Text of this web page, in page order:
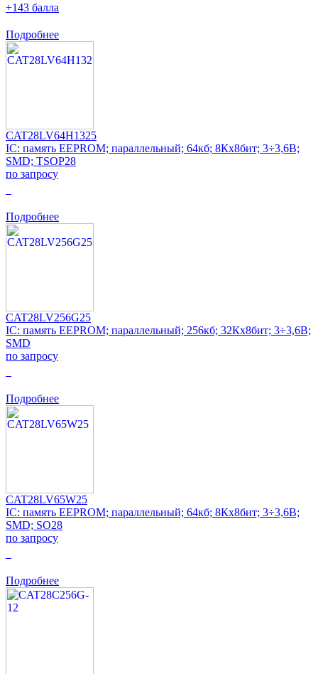
+143 балла
Подробнее
CAT28LV64H1325
IC: память EEPROM; параллельный; 64кб; 8Кx8бит; 3÷3,6В;
SMD; TSOP28
по запросу
Подробнее
CAT28LV256G25
IC: память EEPROM; параллельный; 256кб; 32Кx8бит; 3÷3,6В;
SMD
по запросу
Подробнее
CAT28LV65W25
IC: память EEPROM; параллельный; 64кб; 8Кx8бит; 3÷3,6В;
SMD; SO28
по запросу
Подробнее